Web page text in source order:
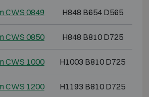
CWS 0849 H848 B654 D565
CWS 0850 H848 B810 D725
CWS 1000 H1003 B810 D725
CWS 1200 H1193 B810 D725